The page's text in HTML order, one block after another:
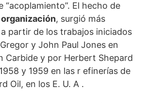
“acoplamiento”. El hecho de
organización, surgió más
partir de los trabajos iniciados
y John Paul Jones en
Carbide y por Herbert Shepard
y 1959 en las r efinerías de
Oil, en los E. U. A .